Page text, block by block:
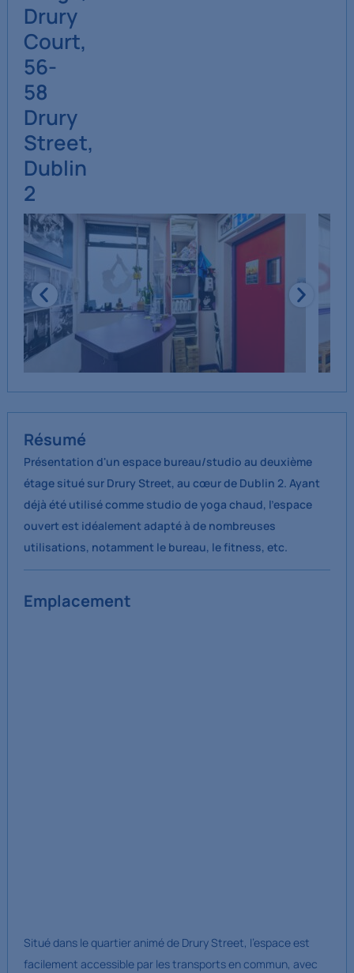
Drury
Court,
56-
58
Drury
Street,
Dublin
2
Résumé
Présentation d'un espace bureau/studio au deuxième
étage situé sur Drury Street, au cœur de Dublin 2. Ayant
déjà été utilisé comme studio de yoga chaud, l'espace
ouvert est idéalement adapté à de nombreuses
utilisations, notamment le bureau, le fitness, etc.
Emplacement
Situé dans le quartier animé de Drury Street, l'espace est
facilement accessible par les transports en commun, avec